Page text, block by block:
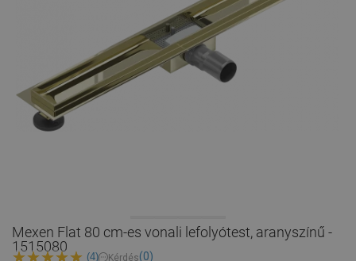
Mexen Flat 80 cm-es vonali lefolyótest, aranyszínű -
1515080
(4) Kérdés(0)